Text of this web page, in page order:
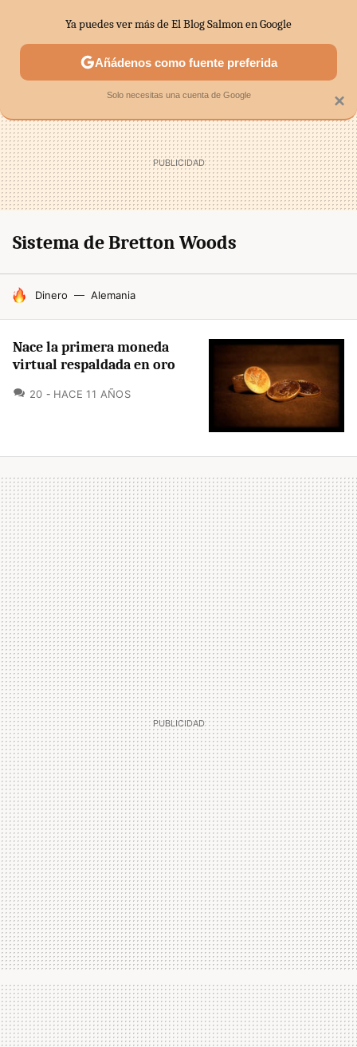
SECTORES ECONOMÍA DOMÉSTICA MERCADOS
Sistema de Bretton Woods
HOY SE HABLA DE
Dinero Alemania
Nace la primera moneda
virtual respaldada en oro
20 COMENTARIOS
HACE 11 AÑOS
×
Ya puedes ver más de El Blog Salmon en Google
Añádenos como fuente preferida
Solo necesitas una cuenta de Google